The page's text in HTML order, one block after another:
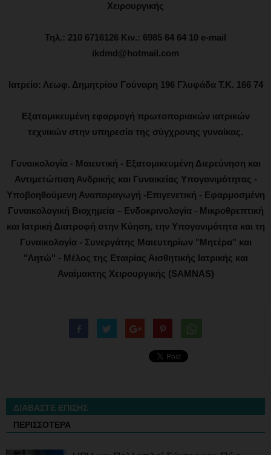
Χειρουργικής
Τηλ.: 210 6716126 Κιν.: 6985 64 64 10 e-mail
ikdmd@hotmail.com
Ιατρείο: Λεωφ. Δημητρίου Γούναρη 196 Γλυφάδα Τ.Κ. 166 74
Εξατομικευμένη εφαρμογή πρωτοποριακών ιατρικών
τεχνικών στην υπηρεσία της σύγχρονης γυναίκας.
Γυναικολογία - Μαιευτική - Εξατομικευμένη Διερεύνηση και
Αντιμετώπιση Ανδρικής και Γυναικείας Υπογονιμότητας -
Υποβοηθούμενη Αναπαραγωγή -Επιγενετική - Εφαρμοσμένη
Γυναικολογική Βιοχημεία – Ενδοκρινολογία - Μικροθρεπτική
και Ιατρική Διατροφή στην Κύηση, την Υπογονιμότητα και τη
Γυναικολογία - Συνεργάτης Μαιευτηρίων "Μητέρα" και
"Λητώ" - Μέλος της Εταιρίας Αισθητικής Ιατρικής και
Αναίμακτης Χειρουργικής (SAMNAS)
ΔΙΑΒΑΣΤΕ ΕΠΙΣΗΣ
ΠΕΡΙΣΣΟΤΕΡΑ